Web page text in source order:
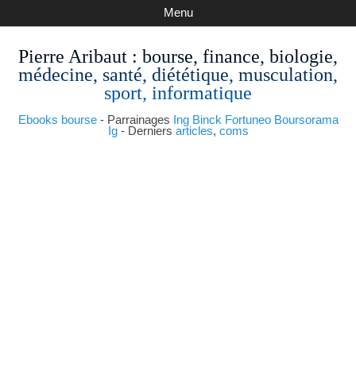
Pierre Aribaut : bourse, finance, biologie,
médecine, santé, diététique, musculation,
sport, informatique
Ebooks bourse- Parrainages Ing Binck Fortuneo Boursorama
Ig- Derniers articles, coms
Menu